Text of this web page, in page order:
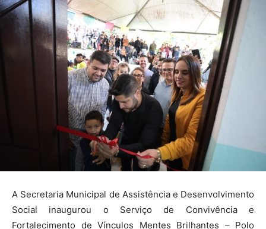
A Secretaria Municipal de Assistência e Desenvolvimento
Social inaugurou o Serviço de Convivência e
Fortalecimento de Vínculos Mentes Brilhantes – Polo